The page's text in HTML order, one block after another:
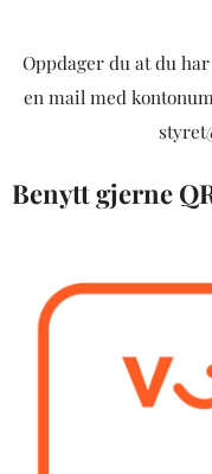
Oppdager du at du
en mail med
Benytt gjerne